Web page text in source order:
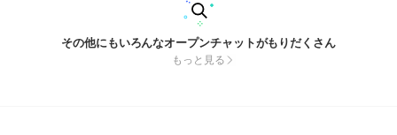
らから▼ https://x.gd/Yk0m4
その他にもいろんなオープンチャットがもりだくさん
もっと見る